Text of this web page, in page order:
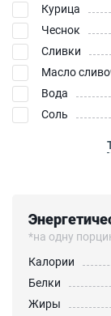
Курица
Чеснок
Сливки
Масло
Вода
Соль
*на одну
Калории
Белки
Жиры